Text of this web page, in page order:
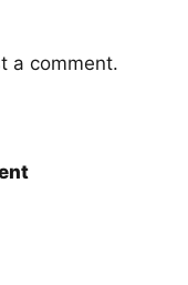
a comment.